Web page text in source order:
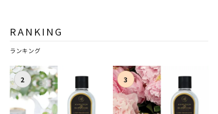
RANKING
ランキング